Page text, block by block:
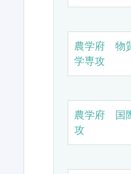
農学府 物
学専攻
農学府 国
攻